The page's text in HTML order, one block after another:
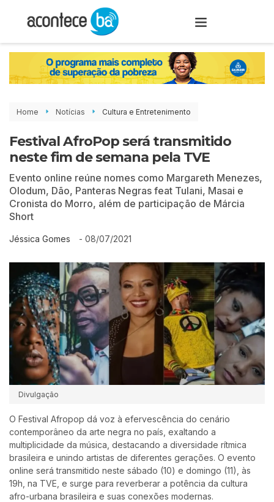
Home Notícias Cultura e Entretenimento
Festival AfroPop será transmitido
neste fim de semana pela TVE
Evento online reúne nomes como Margareth Menezes,
Olodum, Dão, Panteras Negras feat Tulani, Masai e
Cronista do Morro, além de participação de Márcia
Short
Jéssica Gomes - 08/07/2021
Divulgação
O Festival Afropop dá voz à efervescência do cenário
contemporâneo da arte negra no país, exaltando a
multiplicidade da música, destacando a diversidade rítmica
brasileira e unindo artistas de diferentes gerações. O evento
online será transmitido neste sábado (10) e domingo (11), às
19h, na TVE, e surge para reverberar a potência da cultura
afro-urbana brasileira e suas conexões modernas.